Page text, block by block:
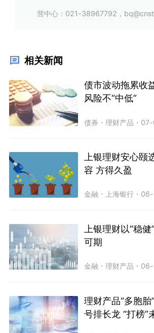
营中心：021-38967792，
相关新闻
债市波动拖累收
风险不“中低”
债券 ・理财产品 ・
上银理财安心颐
容 方得久盈
金融 ・ 上海银行 ・
上银理财以“稳健
可期
金融 ・理财产品 ・
理财产品“多胞
号排长龙 “打榜”